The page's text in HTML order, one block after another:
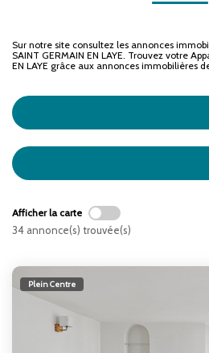
Nos
ACCÈS
Sur notre site consultez les annonces
SAINT GERMAIN EN LAYE. Trouvez votre
EN LAYE grâce aux annonces immobilières de
Afficher la carte
34 annonce(s) trouvée(s)
Plein Centre